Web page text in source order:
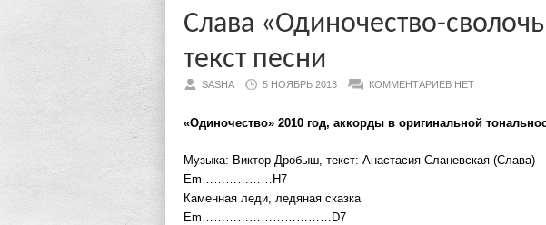
Слава «Одиночество-
текст песни
SASHA 5 НОЯБРЬ 2013 КОММЕНТАРИЕВ НЕТ
«Одиночество» 2010 год, аккорды в оригинальной
Музыка: Виктор Дробыш, текст: Анастасия Сланевская (Слава)
Em………………H7
Каменная леди, ледяная сказка
Em……………………………D7